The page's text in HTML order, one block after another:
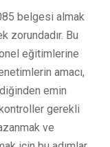
belgesi almak
zorundadır. Bu
eğitimlerine
amacı,
emin
gerekli
ve